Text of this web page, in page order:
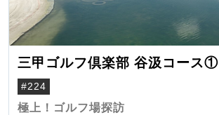
三甲ゴルフ倶楽部 谷汲コース①
#224
極上！ゴルフ場探訪